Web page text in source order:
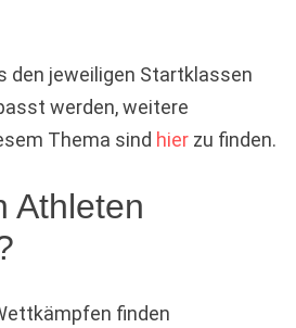
den jeweiligen Startklassen
werden, weitere
Thema sind hierzu finden.
Athleten
finden